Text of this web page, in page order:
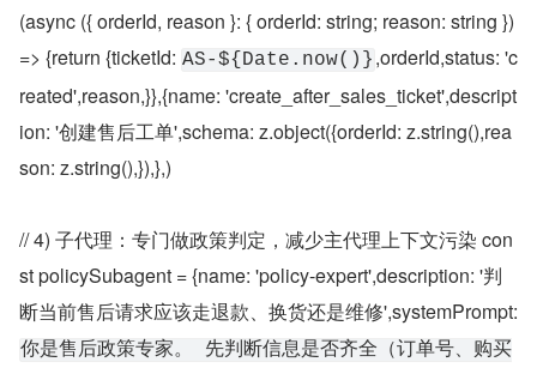
(async ({ orderId, reason }: { orderId: string; reason: string })
=> {return {ticketId: AS-${Date.now()} ,orderId,status: 'c
reated',reason,}},{name: 'create_after_sales_ticket',descript
ion: '创建售后工单',schema: z.object({orderId: z.string(),rea
son: z.string(),}),},)
// 4) 子代理：专门做政策判定，减少主代理上下文污染 con
st policySubagent = {name: 'policy-expert',description: '判
你是售后政策专家。 先判断信息是否齐全（订单号、购买